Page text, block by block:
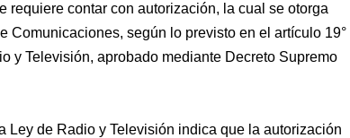
requiere contar con autorización, la cual se otorga
Comunicaciones, según lo previsto en el artículo 19°
y Televisión, aprobado mediante Decreto Supremo
Ley de Radio y Televisión indica que la autorización